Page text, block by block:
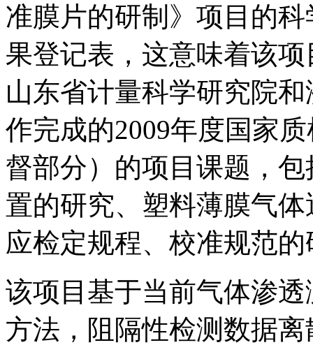
准膜片的研制》项目的
果登记表，这意味着该
山东省计量科学研究院
作完成的2009年度国家
督部分）的项目课题，
置的研究、塑料薄膜气
应检定规程、校准规范
该项目基于当前气体渗
方法，阻隔性检测数据